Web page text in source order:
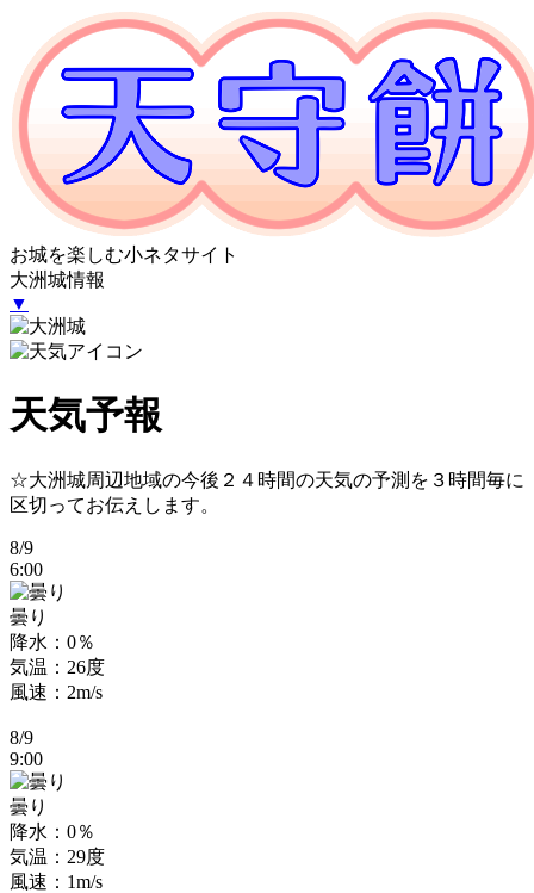
お城を楽しむ小ネタサイト
大洲城情報
▼
天気予報
☆大洲城周辺地域の今後２４時間の天気の予測を３時間毎に
区切ってお伝えします。
8/9
6:00
曇り
降水：0％
気温：26度
風速：2m/s
8/9
9:00
曇り
降水：0％
気温：29度
風速：1m/s